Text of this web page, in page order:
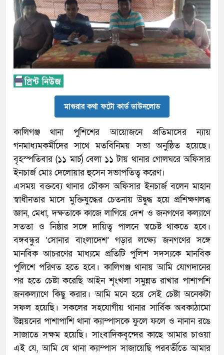
মাগুরার কথা ফটো কার্ড ডাউনলোড
কালিগঞ্জ থানা পুশিশের আয়োজনে প্রতিমাসের ন্যায়
গনমাধ্যমকর্মীদের সাথে মতবিনিময় সভা অনুষ্ঠিত হয়েছে।
বৃহস্পতিবার (১১ মার্চ) বেলা ১১ টায় থানার গোলঘরে অফিসার
ইনচার্জ মোঃ দেলোয়ার হুসেন সভাপতিত্ব করেণ।
এসময় বক্তব্যে থানার চৌকস অফিসার ইনচার্জ বলেন মাহান
স্বাধীনতার মাসে মুক্তিযুদ্ধের চেতনায় উদ্বুদ্ধ হয়ে প্রশিক্ষণলব্ধ
জ্ঞান, মেধা, দক্ষতাকে কাজে লাগিয়ে দেশ ও জনগণের কল্যাণে
সততা ও নিষ্ঠার সঙ্গে দায়িত্ব পালনে স্বচেষ্ট থাকতে হবে।
বঙ্গবন্ধুর ‘সোনার বাংলাদেশ’ গড়ার লক্ষ্যে জনগণের সঙ্গে
মানবিক আচরণের মাধ্যমে প্রতিটি পুলিশ সদস্যকে মানবিক
পুলিশে পরিণত হতে হবে। কালিগঞ্জ থানায় আমি যোগদানের
পর হতে চেষ্টা করেছি আইন শৃংখলা সমুন্নত রাখার পাশাপশি
জনকল্যাণে কিছু করার। আমি মনে হয়ে সেই চেষ্টা অনেকটা
সফল হয়েছি। সকলের সহযোগীয় থানার সার্বিক অবকাঠামো
উন্নয়নের পাশাপাশি থানা ক্যাম্পাসকে ফুলে ফলে ও নানান রঙে
সাজাতে সক্ষম হয়েছি। সাংবাদিকবৃন্দের কাছে আমার চাওয়া
এই যে, আমি যে থানা ক্যাম্পাস সাজায়েছি পরবর্তীতে আমার